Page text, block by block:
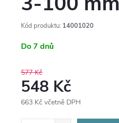
Kód produktu: 14001020
Do 7 dnů
577 Kč
548 Kč
663 Kč včetně DPH